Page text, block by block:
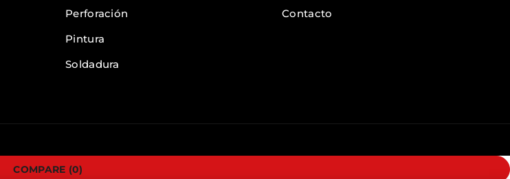
Perforación
Pintura
Soldadura
Contacto
COMPARE (0)